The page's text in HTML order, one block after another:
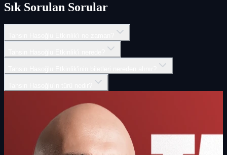
Sık Sorulan Sorular